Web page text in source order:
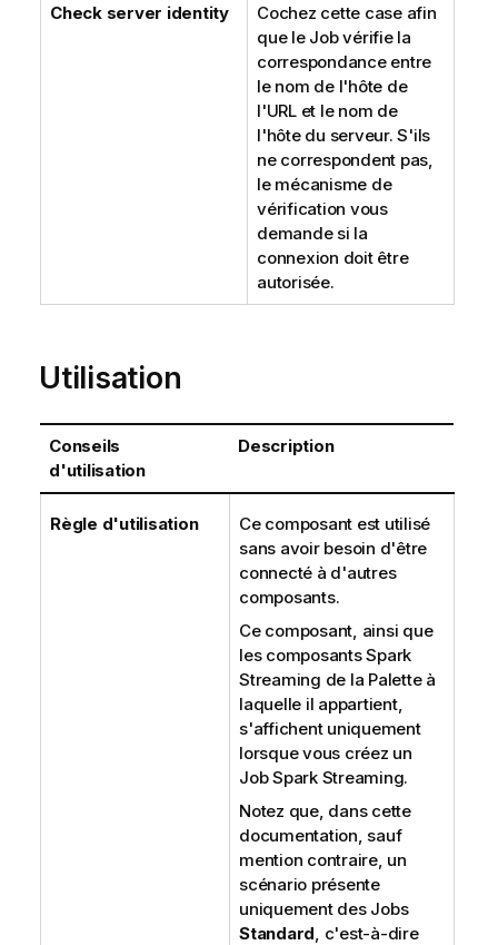
Check server identity
Cochez cette case afin
que le Job vérifie la
correspondance entre
le nom de l'hôte de
l'URL et le nom de
l'hôte du serveur. S'ils
ne correspondent pas,
le mécanisme de
vérification vous
demande si la
connexion doit être
autorisée.
Utilisation
Conseils
d'utilisation
Description
Règle d'utilisation
Ce composant est utilisé
sans avoir besoin d'être
connecté à d'autres
composants.
Ce composant, ainsi que
les composants Spark
Streaming de la Palette à
laquelle il appartient,
s'affichent uniquement
lorsque vous créez un
Job Spark Streaming.
Notez que, dans cette
documentation, sauf
mention contraire, un
scénario présente
uniquement des Jobs
Standard, c'est-à-dire